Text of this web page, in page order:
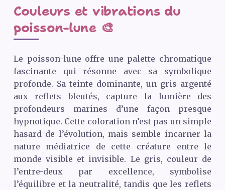
Couleurs et vibrations du
poisson-lune 🎨
Le poisson-lune offre une palette chromatique
fascinante qui résonne avec sa symbolique
profonde. Sa teinte dominante, un gris argenté
aux reflets bleutés, capture la lumière des
profondeurs marines d’une façon presque
hypnotique. Cette coloration n’est pas un simple
hasard de l’évolution, mais semble incarner la
nature médiatrice de cette créature entre le
monde visible et invisible. Le gris, couleur de
l’entre-deux par excellence, symbolise
l’équilibre et la neutralité, tandis que les reflets